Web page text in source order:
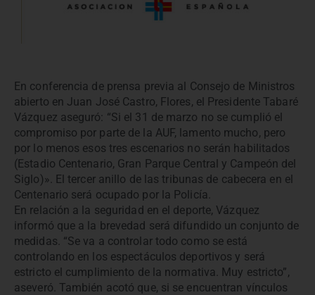
En conferencia de prensa previa al Consejo de Ministros
abierto en Juan José Castro, Flores, el Presidente Tabaré
Vázquez aseguró: “Si el 31 de marzo no se cumplió el
compromiso por parte de la AUF, lamento mucho, pero
por lo menos esos tres escenarios no serán habilitados
(Estadio Centenario, Gran Parque Central y Campeón del
Siglo)». El tercer anillo de las tribunas de cabecera en el
Centenario será ocupado por la Policía.
En relación a la seguridad en el deporte, Vázquez
informó que a la brevedad será difundido un conjunto de
medidas. “Se va a controlar todo como se está
controlando en los espectáculos deportivos y será
estricto el cumplimiento de la normativa. Muy estricto”,
aseveró. También acotó que, si se encuentran vínculos